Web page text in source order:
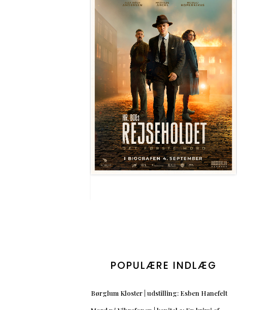
POPULÆRE INDLÆG
Børglum Kloster | udstilling: Esben Hanefelt